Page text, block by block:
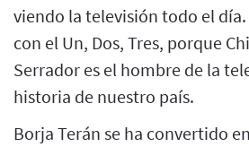
viendo la televisión todo el
con el Un, Dos, Tres, porque
Serrador es el hombre de la
historia de nuestro país.
Borja Terán se ha convertido